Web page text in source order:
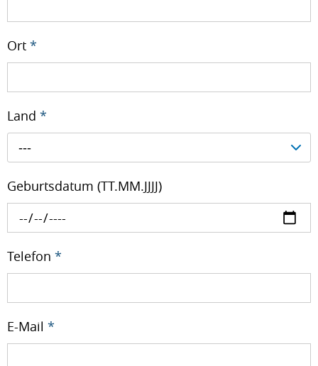
Ort *
Land *
---
Geburtsdatum (TT.MM.JJJJ)
Telefon *
E-Mail *